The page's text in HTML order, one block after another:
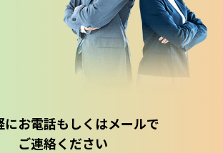
にお電話もしくはメールで
ご連絡ください